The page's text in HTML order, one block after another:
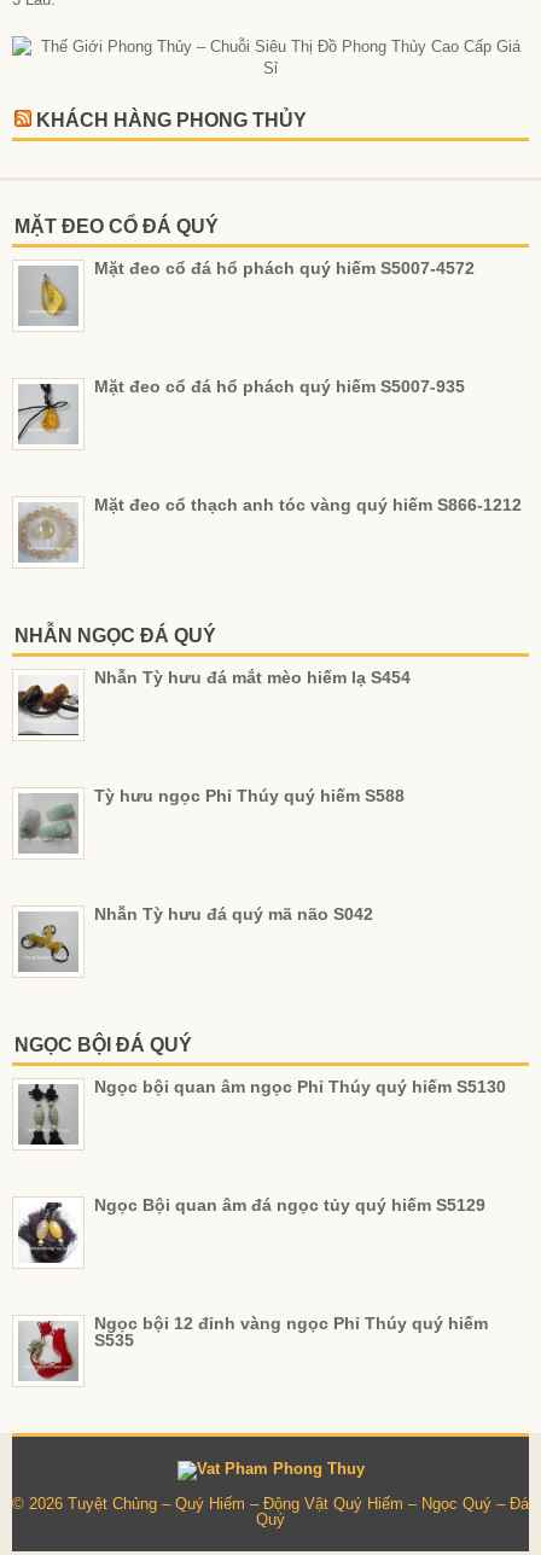
KHÁCH HÀNG PHONG THỦY
MẶT ĐEO CỔ ĐÁ QUÝ
Mặt đeo cổ đá hổ phách quý hiếm S5007-4572
Mặt đeo cổ đá hổ phách quý hiếm S5007-935
Mặt đeo cổ thạch anh tóc vàng quý hiếm S866-1212
NHẪN NGỌC ĐÁ QUÝ
Nhẫn Tỳ hưu đá mắt mèo hiếm lạ S454
Tỳ hưu ngọc Phỉ Thúy quý hiếm S588
Nhẫn Tỳ hưu đá quý mã não S042
NGỌC BỘI ĐÁ QUÝ
Ngọc bội quan âm ngọc Phỉ Thúy quý hiếm S5130
Ngọc Bội quan âm đá ngọc tủy quý hiếm S5129
Ngọc bội 12 đỉnh vàng ngọc Phỉ Thúy quý hiếm
S535
© 2026 Tuyệt Chủng – Quý Hiếm – Động Vật Quý Hiếm – Ngọc Quý – Đá
Quý